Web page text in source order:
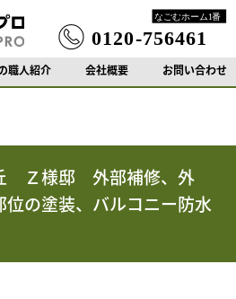
職人紹介 会社概要 お問い合わせ
Ｚ様邸 外部補修、外
の塗装、バルコニー防水